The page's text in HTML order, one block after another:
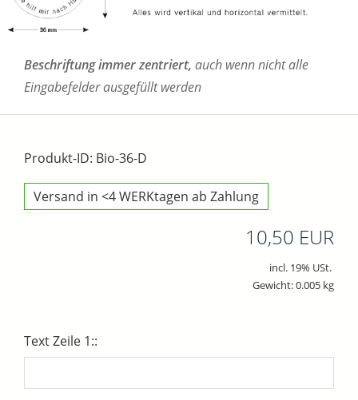
Beschriftung immer zentriert, auch wenn nicht alle
Eingabefelder ausgefüllt werden
Produkt-ID: Bio-36-D
Versand in <4 WERKtagen ab Zahlung
10,50 EUR
incl. 19% USt.
Gewicht: 0.005 kg
Text Zeile 1::